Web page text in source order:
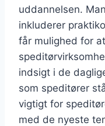
uddannelsen.
inkluderer
får mulighed for
indsigt i de
som speditører
vigtigt for
med de nyeste